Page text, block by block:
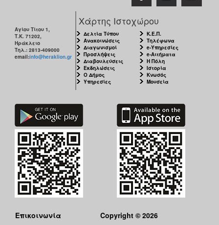
Αγίου Τίτου 1,
Τ.Κ. 71202,
Ηράκλειο
Τηλ.: 2813-409000
email:info@heraklion.gr
Χάρτης Ιστοχώρου
Δελτία Τύπου
Ανακοινώσεις
Διαγωνισμοί
Προσλήψεις
Διαβουλεύσεις
Εκδηλώσεις
Ο Δήμος
Υπηρεσίες
Κ.Ε.Π.
Τηλέφωνα
e-Υπηρεσίες
e-Αιτήματα
Η Πόλη
Ιστορία
Κνωσός
Μουσεία
Επικοινωνία Copyright © 2026